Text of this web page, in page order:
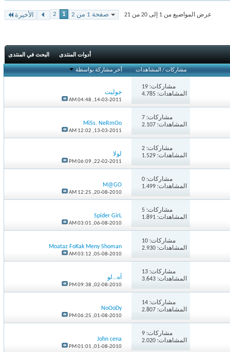
صفحة 1 من 2 الأخيرة عرض المواضيع من 1 إلى 20 من 21
أدوات المنتدى البحث في المنتدى
مشاركات/المشاهدات آخر مشاركة بواسطة
مشاركات:19
المشاهدات: 4.785
جوليت
14-03-2011,
04:48 AM
مشاركات:7
المشاهدات: 2.107
MiSs. NeRmOo
13-03-2011,
12:02 AM
مشاركات:2
المشاهدات: 1.529
لولا
22-02-2011,
06:09 PM
مشاركات:0
المشاهدات: 1.499
M@GO
20-08-2010,
12:25 AM
مشاركات:5
المشاهدات: 1.891
Spider GirL
06-08-2010,
03:01 AM
مشاركات:10
المشاهدات: 2.930
Moataz FoKak Meny Shoman
05-08-2010,
03:12 AM
مشاركات:13
المشاهدات: 3.643
آه...لو
02-08-2010,
09:38 PM
مشاركات:14
المشاهدات: 2.807
NoOoDy
01-08-2010,
06:25 PM
مشاركات:9
المشاهدات: 2.020
John cena
01-08-2010,
01:01 PM